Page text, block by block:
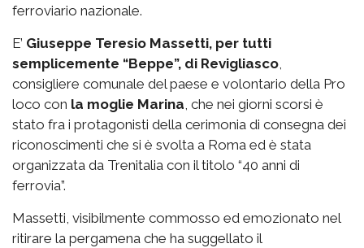
ferroviario nazionale.
E’ Giuseppe Teresio Massetti, per tutti
semplicemente “Beppe”, di Revigliasco,
consigliere comunale del paese e volontario della Pro
loco con la moglie Marina, che nei giorni scorsi è
stato fra i protagonisti della cerimonia di consegna dei
riconoscimenti che si è svolta a Roma ed è stata
organizzata da Trenitalia con il titolo “40 anni di
ferrovia”.
Massetti, visibilmente commosso ed emozionato nel
ritirare la pergamena che ha suggellato il